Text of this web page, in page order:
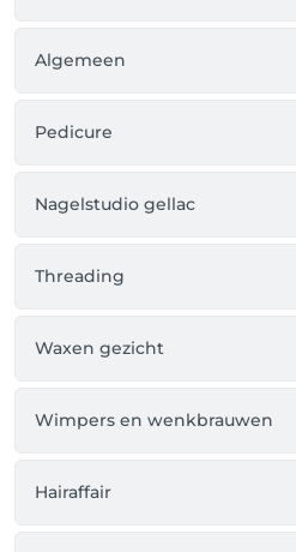
Algemeen
Pedicure
Nagelstudio gellac
Threading
Waxen gezicht
Wimpers en wenkbrauwen
Hairaffair